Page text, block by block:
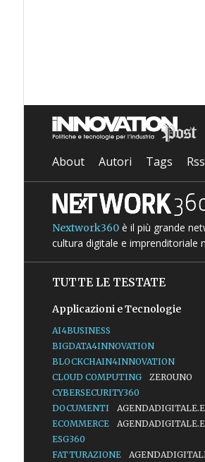
About Autori Tags
Nextwork360è il più grande
cultura digitale e imprenditoriale
TUTTE LE TESTATE
Applicazioni e Tecnologie
AI4BUSINESS
BIGDATA4INNOVATION
BLOCKCHAIN4INNOVATION
CLOUD COMPUTING
ZEROUNO
CYBERSECURITY360
DOCUMENTI
ECOMMERCE
ESG360
FATTURAZIONE